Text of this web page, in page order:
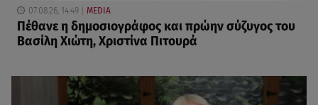
07.08.26, 14:49 MEDIA
Πέθανε η δημοσιογράφος και πρώην σύζυγος του
Βασίλη Χιώτη, Χριστίνα Πιτουρά